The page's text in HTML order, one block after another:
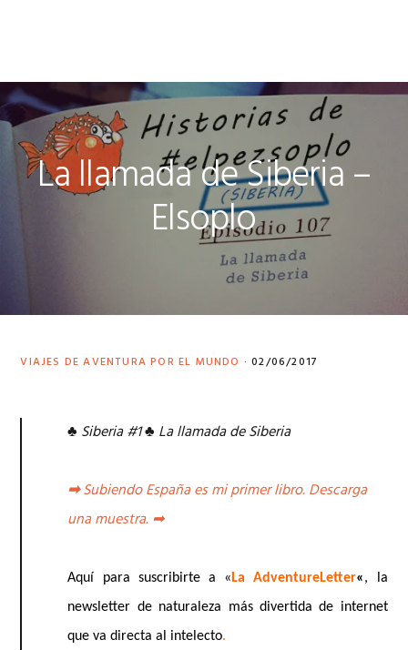
navegación
principal
principal
de
página
La llamada de Siberia –
Elsoplo
VIAJES DE AVENTURA POR EL MUNDO · 02/06/2017
♣ Siberia #1♣ La llamada de Siberia
➡Subiendo España es mi primer libro. Descarga
una muestra.➡
Aquí para suscribirte a « La AdventureLetter«, la
newsletter de naturaleza más divertida de internet
que va directa al intelecto.